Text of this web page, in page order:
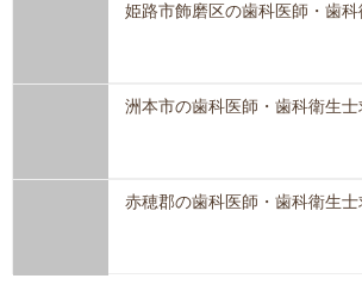
姫路市飾磨区の歯科医師・歯科
洲本市の歯科医師・歯科衛生士
赤穂郡の歯科医師・歯科衛生士